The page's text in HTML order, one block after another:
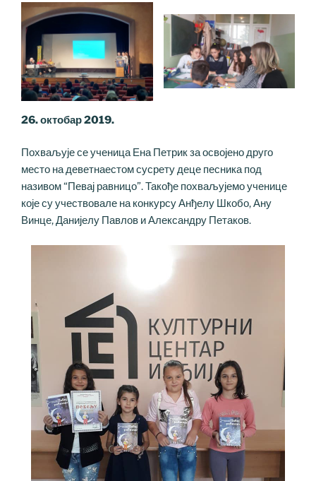
26. октобар 2019.
Похваљује се ученица Ена Петрик за освојено друго
место на деветнаестом сусрету деце песника под
називом “Певај равницо”. Такође похваљујемо ученице
које су учествовале на конкурсу Анђелу Шкобо, Ану
Винце, Данијелу Павлов и Александру Петаков.